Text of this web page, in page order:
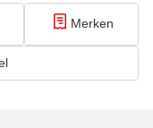
Merken